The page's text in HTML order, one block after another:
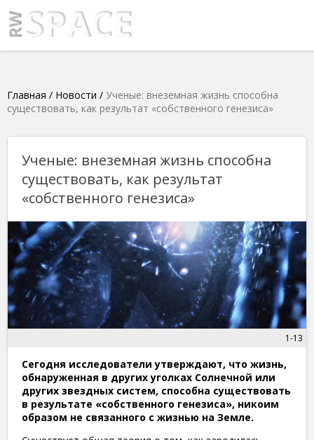
Главная / Новости / Ученые: внеземная жизнь способна
существовать, как результат «собственного генезиса»
Ученые: внеземная жизнь способна
существовать, как результат
«собственного генезиса»
1-13
Сегодня исследователи утверждают, что жизнь,
обнаруженная в других уголках Солнечной или
других звездных систем, способна существовать
в результате «собственного генезиса», никоим
образом не связанного с жизнью на Земле.